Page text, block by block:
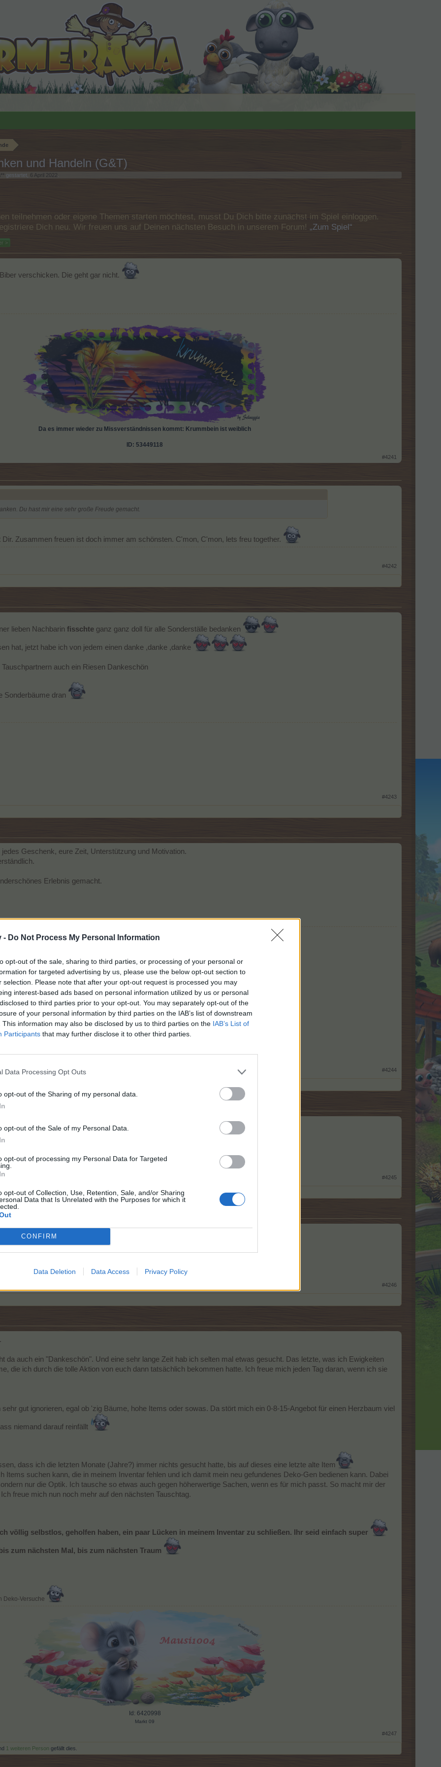
- Do Not Process My Personal Information
opt-out of the sale, sharing to third parties, or processing of your personal or
for targeted advertising by us, please use the below opt-out section to
selection. Please note that after your opt-out request is processed you may
interest-based ads based on personal information utilized by us or personal
to third parties prior to your opt-out. You may separately opt-out of the
of your personal information by third parties on the IAB’s list of downstream
This information may also be disclosed by us to third parties on the IAB’s List of
Participants that may further disclose it to other third parties.
Data Processing Opt Outs
opt-out of the Sharing of my personal data.
opt-out of the Sale of my Personal Data.
opt-out of processing my Personal Data for Targeted
opt-out of Collection, Use, Retention, Sale, and/or Sharing
Data that Is Unrelated with the Purposes for which it
CONFIRM
Data Deletion Data Access Privacy Policy
und Handeln (G&T)
gestartet, 6 April 2022
teilnehmen oder eigene Themen starten möchtest, musst Du Dich bitte zunächst im Spiel einloggen.
Dich neu. Wir freuen uns auf Deinen nächsten Besuch in unserem Forum! „Zum Spiel“
>
verschicken. Die geht gar nicht.
Da es immer wieder zu Missverständnissen kommt: Krummbein ist weiblich
ID: 53449118
#4241
Du hast mir eine sehr große Freude gemacht.
Zusammen freuen ist doch immer am schönsten. C'mon, C'mon, lets freu together.
#4242
lieben Nachbarin fisschte ganz ganz doll für alle Sonderställe bedanken
hat, jetzt habe ich von jedem einen danke ,danke ,danke
auch ein Riesen Dankeschön
Sonderbäume dran
#4243
Geschenk, eure Zeit, Unterstützung und Motivation.
Erlebnis gemacht.
#4244
gehandelt, aber durch meine REHA keine Zeit gehabt.
Erfolg und ich freu mich aufs nächste Mal.
#4245
#4246
da auch ein "Dankeschön". Und eine sehr lange Zeit hab ich selten mal etwas gesucht. Das letzte, was ich Ewigkeiten
die ich durch die tolle Aktion von euch dann tatsächlich bekommen hatte. Ich freue mich jeden Tag daran, wenn ich sie
gut ignorieren, egal ob 'zig Bäume, hohe Items oder sowas. Da stört mich ein 0-8-15-Angebot für einen Herzbaum viel
niemand darauf reinfällt
dass ich die letzten Monate (Jahre?) immer nichts gesucht hatte, bis auf dieses eine letzte alte Item
Items suchen kann, die in meinem Inventar fehlen und ich damit mein neu gefundenes Deko-Gen bedienen kann. Dabei
nur die Optik. Ich tausche so etwas auch gegen höherwertige Sachen, wenn es für mich passt. So macht mir der
freue mich nun noch mehr auf den nächsten Tauschtag.
völlig selbstlos, geholfen haben, ein paar Lücken in meinem Inventar zu schließen. Ihr seid einfach super
zum nächsten Mal, bis zum nächsten Traum
Deko-Versuche
Id: 6420998
Markt 09
#4247
1 weiteren Person gefällt dies.